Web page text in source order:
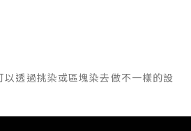
以透過挑染或區塊染去做不一樣的設